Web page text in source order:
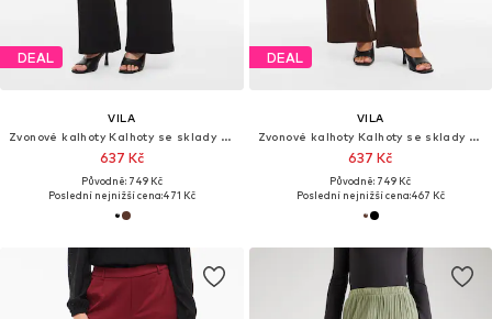
DEAL
VILA
Zvonové kalhoty Kalhoty se sklady v pase 'VIBenne'
637 Kč
Původně: 749 Kč
Poslední nejnižší cena:471 Kč
DEAL
VILA
Zvonové kalhoty Kalhoty se sklady v pase 'VIBenne'
637 Kč
Původně: 749 Kč
Poslední nejnižší cena:467 Kč